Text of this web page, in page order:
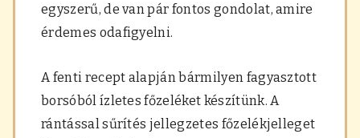
egyszerű, de van pár fontos gondolat, amire
érdemes odafigyelni.
A fenti recept alapján bármilyen fagyasztott
borsóból ízletes főzeléket készítünk. A
rántással sűrítés jellegzetes főzelékjelleget